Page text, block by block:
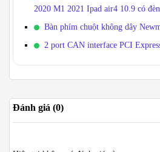
2020 M1 2021 Ipad air4 10.9 có
Bàn phím chuột không dây
2 port CAN interface PCI
Đánh giá (0)